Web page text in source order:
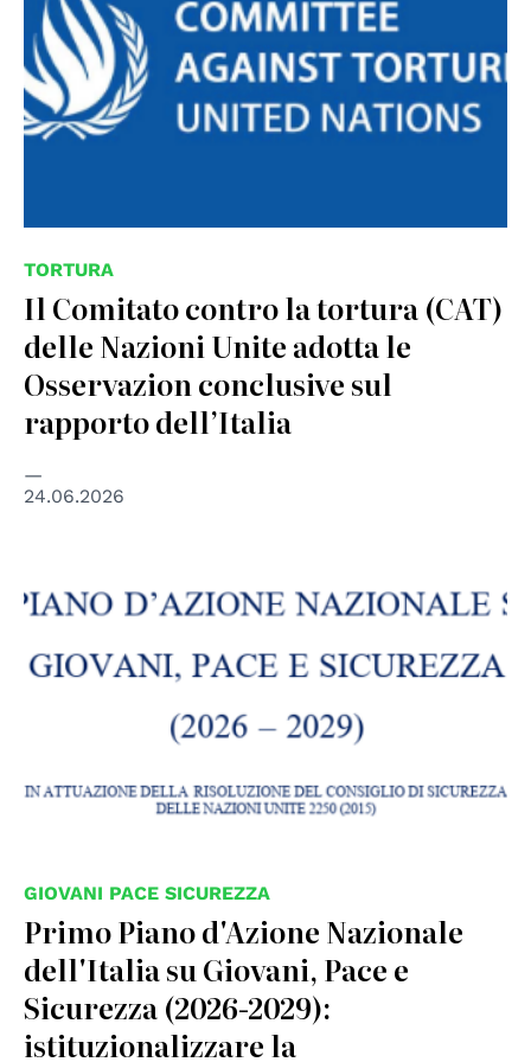
TORTURA
Il Comitato contro la tortura (CAT)
delle Nazioni Unite adotta le
Osservazion conclusive sul
rapporto dell’Italia
24.06.2026
GIOVANI PACE SICUREZZA
Primo Piano d'Azione Nazionale
dell'Italia su Giovani, Pace e
Sicurezza (2026-2029):
istituzionalizzare la